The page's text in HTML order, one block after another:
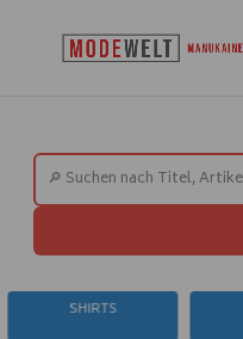
SHIRTS